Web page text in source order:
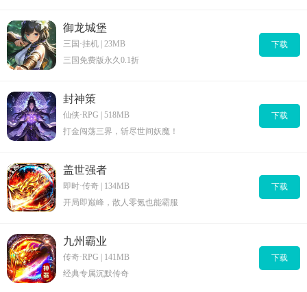
御龙城堡
三国·挂机 | 23MB
三国免费版永久0.1折
下载
封神策
仙侠·RPG | 518MB
打金闯荡三界，斩尽世间妖魔！
下载
盖世强者
即时·传奇 | 134MB
开局即巅峰，散人零氪也能霸服
下载
九州霸业
传奇·RPG | 141MB
经典专属沉默传奇
下载